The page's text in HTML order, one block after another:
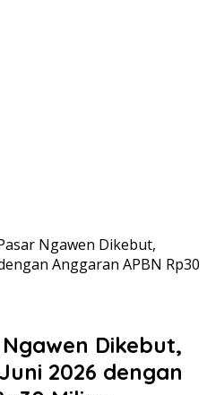
Ngawen Dikebut,
Anggaran APBN Rp30
Dikebut,
2026 dengan